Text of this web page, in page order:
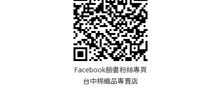
Facebook臉書粉絲專頁
台中棉織品專賣店